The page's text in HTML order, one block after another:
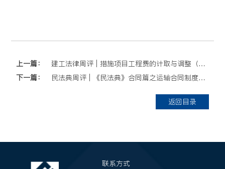
上一篇：
建工法律周评 | 措施项目工程费的计取与调整（上）
下一篇：
民法典周评 | 《民法典》合同篇之运输合同制度的导读（中2）
返回目录
联系方式